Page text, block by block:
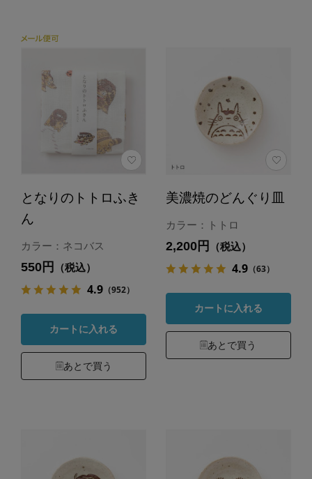
となりのトトロふき
ん
カラー：ネコバス
550円 （税込）
4.9（952）
カートに入れる
あとで買う
美濃焼のどんぐり皿
カラー：トトロ
2,200円 （税込）
4.9（63）
カートに入れる
あとで買う